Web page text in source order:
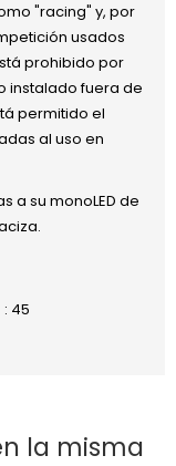
"racing" y, por
usados
prohibido por
instalado fuera de
permitido el
al uso en
a su monoLED de
45
la misma